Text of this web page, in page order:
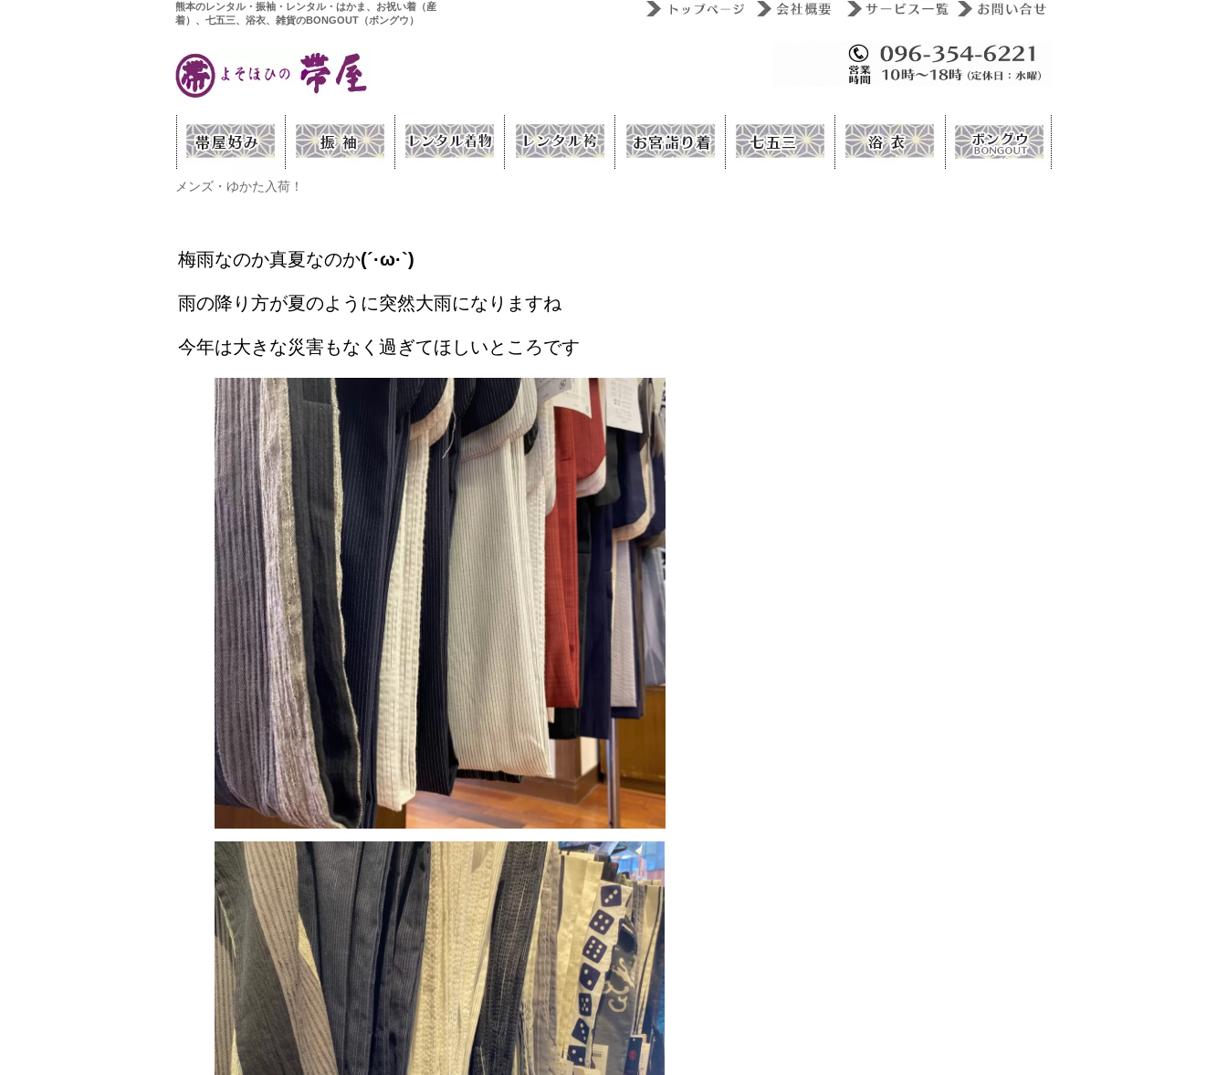
熊本のレンタル・振袖・レンタル・はかま、お祝い着（産
着）、七五三、浴衣、雑貨のBONGOUT（ボングウ）
メンズ・ゆかた入荷！
梅雨なのか真夏なのか(´·ω·`)
雨の降り方が夏のように突然大雨になりますね
今年は大きな災害もなく過ぎてほしいところです